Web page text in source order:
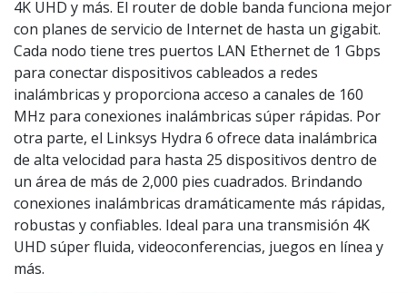
4K UHD y más. El router de doble banda funciona mejor
con planes de servicio de Internet de hasta un gigabit.
Cada nodo tiene tres puertos LAN Ethernet de 1 Gbps
para conectar dispositivos cableados a redes
inalámbricas y proporciona acceso a canales de 160
MHz para conexiones inalámbricas súper rápidas. Por
otra parte, el Linksys Hydra 6 ofrece data inalámbrica
de alta velocidad para hasta 25 dispositivos dentro de
un área de más de 2,000 pies cuadrados. Brindando
conexiones inalámbricas dramáticamente más rápidas,
robustas y confiables. Ideal para una transmisión 4K
UHD súper fluida, videoconferencias, juegos en línea y
más.